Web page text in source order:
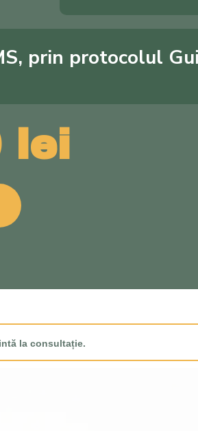
prin protocolul
lei
la consultație.